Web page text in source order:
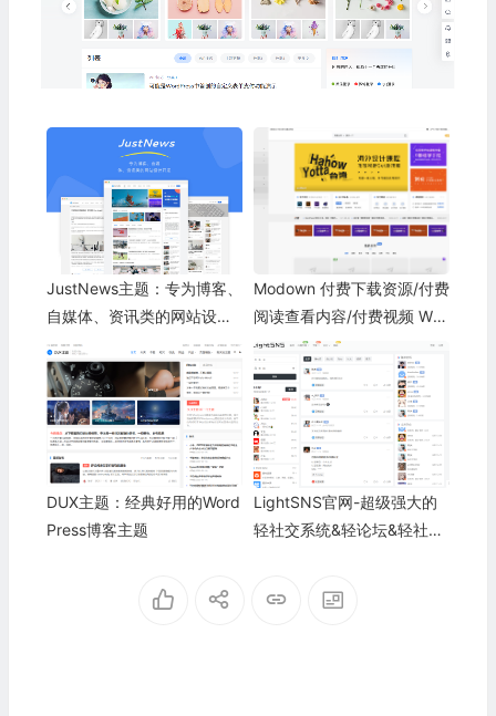
JustNews主题：专为博客、
自媒体、资讯类的网站设计
开发
Modown 付费下载资源/付费
阅读查看内容/付费视频 Wor
dPress主题
DUX主题：经典好用的Word
Press博客主题
LightSNS官网-超级强大的
轻社交系统&轻论坛&轻社区